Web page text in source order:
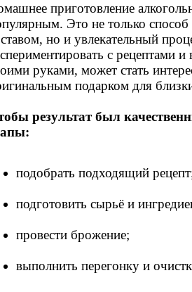
приготовление
Это не только
но и увлекательный
с рецептами
руками, может стать
подарком для
результат был
подобрать подходящий
подготовить сырьё и
провести брожение;
выполнить перегонку и